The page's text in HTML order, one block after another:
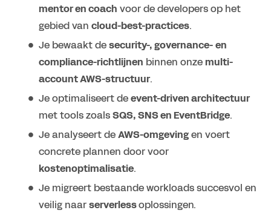
mentor en coach voor de developers op het
gebied van cloud-best-practices.
Je bewaakt desecurity-, governance- en
compliance-richtlijnen binnen onzemulti-
account AWS-structuur.
Je optimaliseert deevent-driven architectuur
met tools zoalsSQS, SNS en EventBridge.
Je analyseert deAWS-omgevingen voert
concrete plannen door voor
kostenoptimalisatie.
Je migreert bestaande workloads succesvol en
veilig naarserverlessoplossingen.